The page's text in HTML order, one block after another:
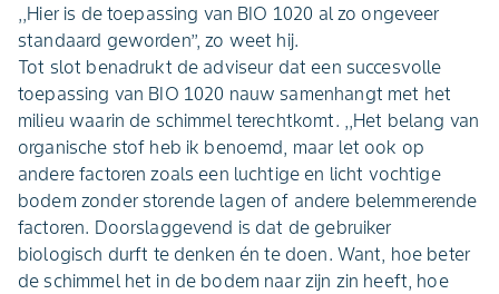
,,Hier is de toepassing van BIO 1020 al zo ongeveer
standaard geworden’’, zo weet hij.
Tot slot benadrukt de adviseur dat een succesvolle
toepassing van BIO 1020 nauw samenhangt met het
milieu waarin de schimmel terechtkomt. ,,Het belang van
organische stof heb ik benoemd, maar let ook op
andere factoren zoals een luchtige en licht vochtige
bodem zonder storende lagen of andere belemmerende
factoren. Doorslaggevend is dat de gebruiker
biologisch durft te denken én te doen. Want, hoe beter
de schimmel het in de bodem naar zijn zin heeft, hoe